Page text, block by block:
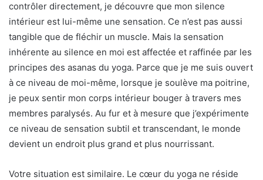
contrôler directement, je découvre que mon silence
intérieur est lui-même une sensation. Ce n’est pas aussi
tangible que de fléchir un muscle. Mais la sensation
inhérente au silence en moi est affectée et raffinée par les
principes des asanas du yoga. Parce que je me suis ouvert
à ce niveau de moi-même, lorsque je soulève ma poitrine,
je peux sentir mon corps intérieur bouger à travers mes
membres paralysés. Au fur et à mesure que j’expérimente
ce niveau de sensation subtil et transcendant, le monde
devient un endroit plus grand et plus nourrissant.
Votre situation est similaire. Le cœur du yoga ne réside